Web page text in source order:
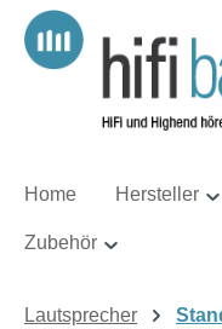
Hauptinhalt springen
Zur Suche springen
Zur Hauptnavigation
Home Hersteller
Zubehör
Lautsprecher